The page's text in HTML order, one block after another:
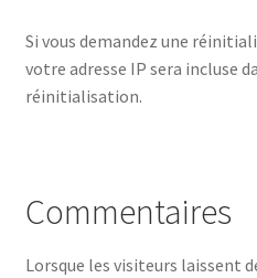
Si vous demandez une
votre adresse IP sera incluse
réinitialisation.
Commentaires
Lorsque les visiteurs laissent